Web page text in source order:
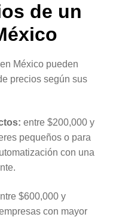
de un
México pueden
precios según sus
entre $200,000 y
pequeños o para
con una
$600,000 y
con mayor